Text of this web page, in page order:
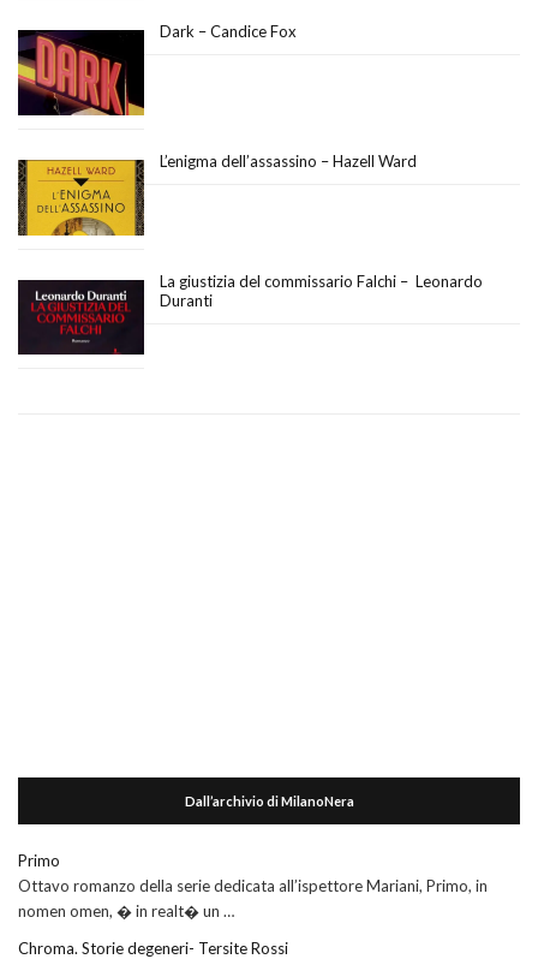
Dark – Candice Fox
L’enigma dell’assassino – Hazell Ward
La giustizia del commissario Falchi – Leonardo
Duranti
Dall’archivio di MilanoNera
Primo
Ottavo romanzo della serie dedicata all’ispettore Mariani, Primo, in
nomen omen, � in realt� un …
Chroma. Storie degeneri- Tersite Rossi